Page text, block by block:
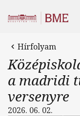
Hírfolyam
a madridi
versenyre
2026. 06. 02.